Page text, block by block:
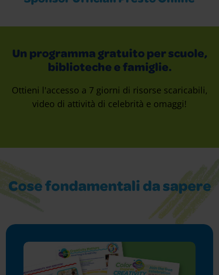
Un programma gratuito per scuole,
biblioteche e famiglie.
Ottieni l'accesso a 7 giorni di risorse scaricabili,
video di attività di celebrità e omaggi!
Cose fondamentali da sapere